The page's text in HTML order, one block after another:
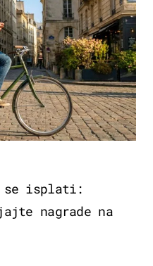
se isplati:
nagrade na